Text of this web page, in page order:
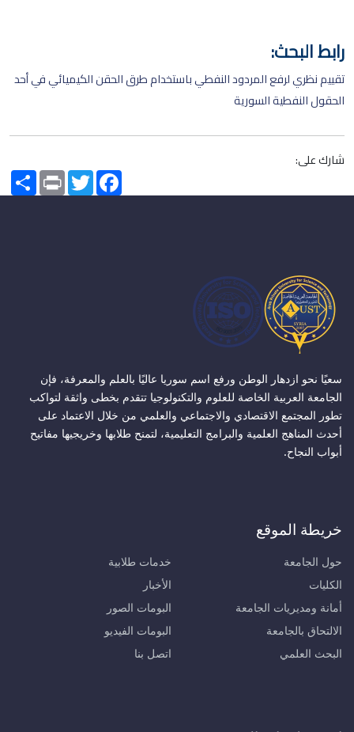
رابط البحث:
تقييم نظري لرفع المردود النفطي باستخدام طرق الحقن الكيميائي في أحد
الحقول النفطية السورية
شارك على:
Share PrintTwitterFacebook
سعيًا نحو ازدهار الوطن ورفع اسم سوريا عاليًا بالعلم والمعرفة، فإن
الجامعة العربية الخاصة للعلوم والتكنولوجيا تتقدم بخطى واثقة لتواكب
تطور المجتمع الاقتصادي والاجتماعي والعلمي من خلال الاعتماد على
أحدث المناهج العلمية والبرامج التعليمية، لتمنح طلابها وخريجيها مفاتيح
أبواب النجاح.
خريطة الموقع
حول الجامعة
الكليات
أمانة ومديريات الجامعة
الالتحاق بالجامعة
البحث العلمي
خدمات طلابية
الأخبار
البومات الصور
البومات الفيديو
اتصل بنا